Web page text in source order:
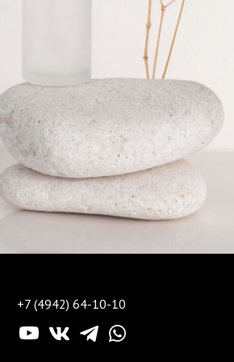
+7 (4942) 64-10-10